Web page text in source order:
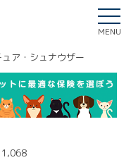
MENU
ア・シュナウザー